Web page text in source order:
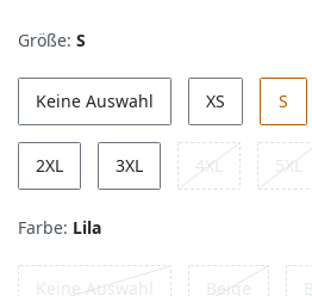
Größe: S
Keine Auswahl XS S
2XL 3XL 4XL 5XL
Farbe: Lila
Keine Auswahl Beige